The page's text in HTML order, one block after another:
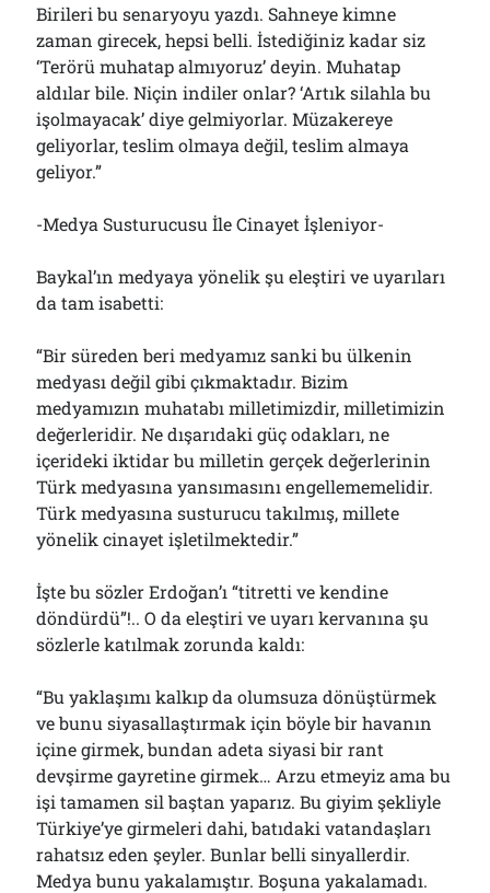
Birileri bu senaryoyu yazdı. Sahneye kimne
zaman girecek, hepsi belli. İstediğiniz kadar siz
‘Terörü muhatap almıyoruz’ deyin. Muhatap
aldılar bile. Niçin indiler onlar? ‘Artık silahla bu
işolmayacak’ diye gelmiyorlar. Müzakereye
geliyorlar, teslim olmaya değil, teslim almaya
geliyor.”
-Medya Susturucusu İle Cinayet İşleniyor-
Baykal’ın medyaya yönelik şu eleştiri ve uyarıları
da tam isabetti:
“Bir süreden beri medyamız sanki bu ülkenin
medyası değil gibi çıkmaktadır. Bizim
medyamızın muhatabı milletimizdir, milletimizin
değerleridir. Ne dışarıdaki güç odakları, ne
içerideki iktidar bu milletin gerçek değerlerinin
Türk medyasına yansımasını engellememelidir.
Türk medyasına susturucu takılmış, millete
yönelik cinayet işletilmektedir.”
İşte bu sözler Erdoğan’ı “titretti ve kendine
döndürdü”!.. O da eleştiri ve uyarı kervanına şu
sözlerle katılmak zorunda kaldı:
“Bu yaklaşımı kalkıp da olumsuza dönüştürmek
ve bunu siyasallaştırmak için böyle bir havanın
içine girmek, bundan adeta siyasi bir rant
devşirme gayretine girmek… Arzu etmeyiz ama bu
işi tamamen sil baştan yaparız. Bu giyim şekliyle
Türkiye’ye girmeleri dahi, batıdaki vatandaşları
rahatsız eden şeyler. Bunlar belli sinyallerdir.
Medya bunu yakalamıştır. Boşuna yakalamadı.